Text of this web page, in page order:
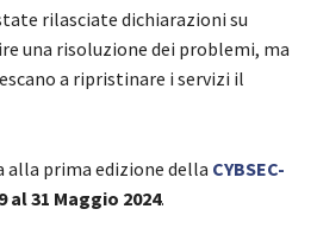
rilasciate dichiarazioni su
una risoluzione dei problemi, ma
a ripristinare i servizi il
alla prima edizione della CYBSEC-
al 31 Maggio 2024.